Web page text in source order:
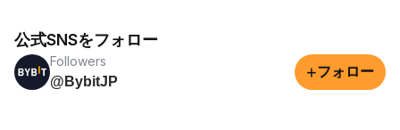
公式SNSをフォロー
Followers
@BybitJP
+フォロー